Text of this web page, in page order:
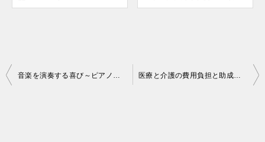
投
音楽を演奏する喜び～ピアノ・コントラバス・ブラスバンド～ 医療と介護の費用負担と助成制度について解説します